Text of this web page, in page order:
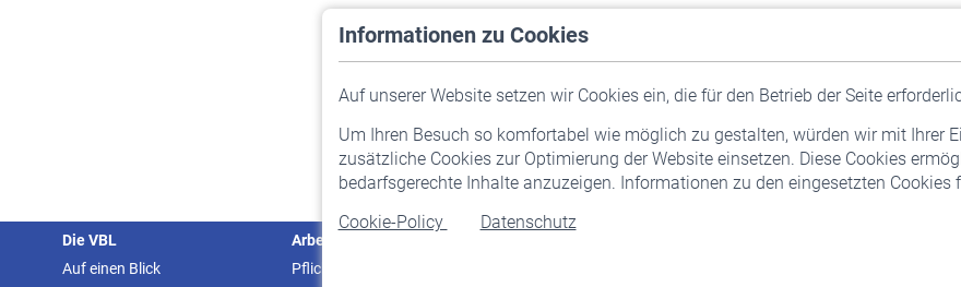
Informationen zu Cookies
Auf unserer Website setzen wir Cookies ein, die für den Betrieb der Seite
Um Ihren Besuch so komfortabel wie möglich zu gestalten, würden wir mit Ihrer
zusätzliche Cookies zur Optimierung der Website einsetzen. Diese Cookies
bedarfsgerechte Inhalte anzuzeigen. Informationen zu den eingesetzten Cookies
Cookie-Policy
Datenschutz
Die VBL
Auf einen Blick
Arbeitgeber
Pflichtversicherung